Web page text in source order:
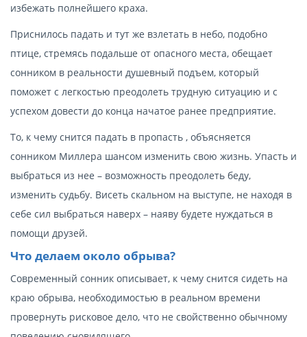
избежать полнейшего краха.
Приснилось падать и тут же взлетать в небо, подобно
птице, стремясь подальше от опасного места, обещает
сонником в реальности душевный подъем, который
поможет с легкостью преодолеть трудную ситуацию и с
успехом довести до конца начатое ранее предприятие.
То, к чему снится падать в пропасть , объясняется
сонником Миллера шансом изменить свою жизнь. Упасть и
выбраться из нее – возможность преодолеть беду,
изменить судьбу. Висеть скальном на выступе, не находя в
себе сил выбраться наверх – наяву будете нуждаться в
помощи друзей.
Что делаем около обрыва?
Современный сонник описывает, к чему снится сидеть на
краю обрыва, необходимостью в реальном времени
провернуть рисковое дело, что не свойственно обычному